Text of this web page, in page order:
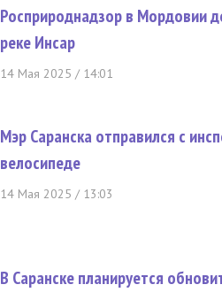
Росприроднадзор в Мордовии
реке Инсар
14 Мая 2025 / 14:01
Мэр Саранска отправился с
велосипеде
14 Мая 2025 / 13:03
В Саранске планируется